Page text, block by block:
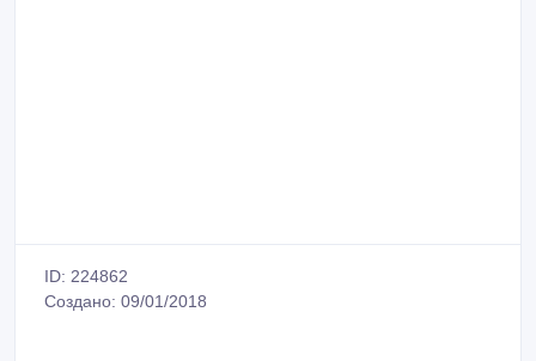
ID: 224862
Создано: 09/01/2018